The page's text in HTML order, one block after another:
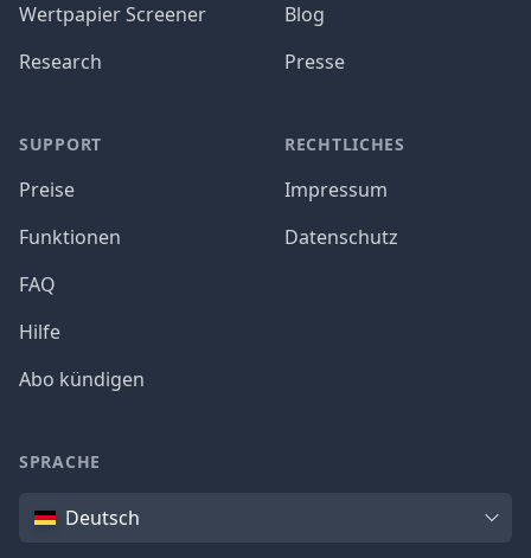
Wertpapier Screener
Research
SUPPORT
Preise
Funktionen
FAQ
Hilfe
Abo kündigen
Blog
Presse
RECHTLICHES
Impressum
Datenschutz
SPRACHE
SpracheDeutsch